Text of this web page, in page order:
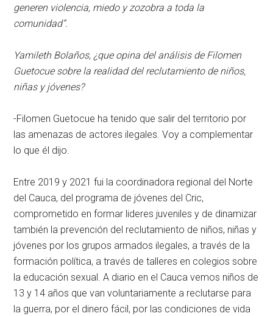
generen violencia, miedo y zozobra a toda la
comunidad”.
Yamileth Bolaños, ¿que opina del análisis de Filomen
Guetocue sobre la realidad del reclutamiento de niños,
niñas y jóvenes?
-Filomen Guetocue ha tenido que salir del territorio por
las amenazas de actores ilegales. Voy a complementar
lo que él dijo.
Entre 2019 y 2021 fui la coordinadora regional del Norte
del Cauca, del programa de jóvenes del Cric,
comprometido en formar lideres juveniles y de dinamizar
también la prevención del reclutamiento de niños, niñas y
jóvenes por los grupos armados ilegales, a través de la
formación política, a través de talleres en colegios sobre
la educación sexual. A diario en el Cauca vemos niños de
13 y 14 años que van voluntariamente a reclutarse para
la guerra, por el dinero fácil, por las condiciones de vida